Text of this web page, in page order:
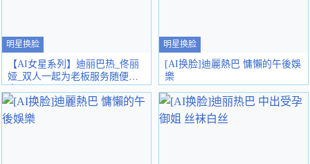
明星换脸
【AI女星系列】迪丽巴热_佟丽
娅_双人一起为老板服务随便中
明星换脸
[AI换脸]迪麗熱巴 慵懶的午後娛
樂